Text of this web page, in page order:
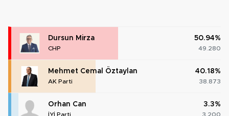
Dursun Mirza
CHP
50.94%
49.280
Mehmet Cemal Öztaylan
AK Parti
40.18%
38.873
Orhan Can
İYİ Parti
3.3%
3.200